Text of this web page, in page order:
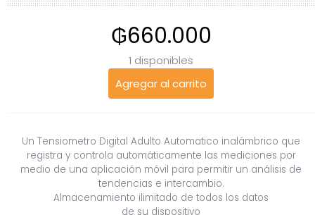
₲660.000
1 disponibles
Agregar al carrito
Un Tensiometro Digital Adulto Automatico inalámbrico que
registra y controla automáticamente las mediciones por
medio de una aplicación móvil para permitir un análisis de
tendencias e intercambio.
Almacenamiento ilimitado de todos los datos
de su dispositivo